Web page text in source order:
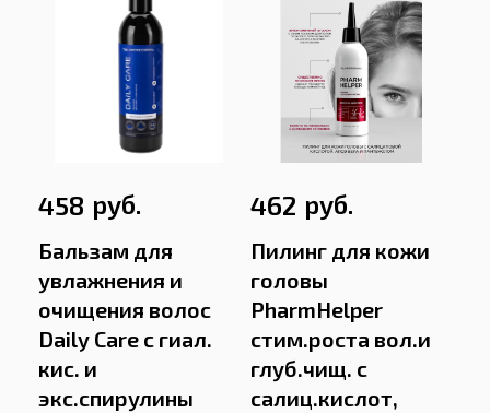
458 руб.
Бальзам для
увлажнения и
очищения волос
Daily Care с гиал.
кис. и
экс.спирулины
462 руб.
Пилинг для кожи
головы
PharmHelper
стим.роста вол.и
глуб.чищ. с
салиц.кислот,